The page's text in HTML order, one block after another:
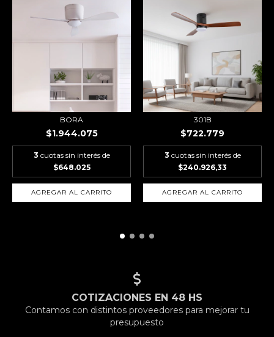
BORA
$1.944.075
3 cuotas sin interés de
$648.025
301B
$722.779
3 cuotas sin interés de
$240.926,33
AGREGAR AL CARRITO
COTIZACIONES EN 48 HS
Contamos con distintos proveedores para mejorar tu
presupuesto